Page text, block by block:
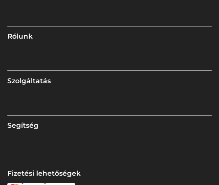
Rólunk
Szolgáltatás
Segítség
Fizetési lehetőségek